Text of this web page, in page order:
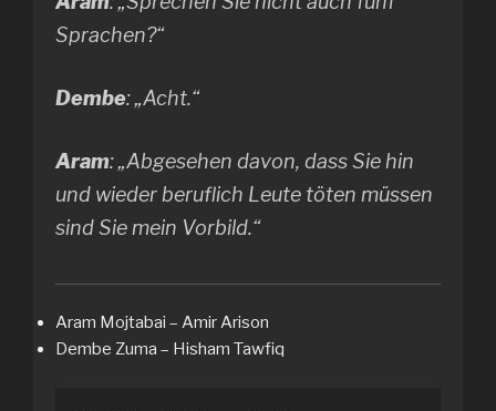
Sprachen?“
Dembe: „Acht.“
Aram: „Abgesehen davon, dass Sie hin
und wieder beruflich Leute töten müssen
sind Sie mein Vorbild.“
Aram Mojtabai – Amir Arison
Dembe Zuma – Hisham Tawfiq